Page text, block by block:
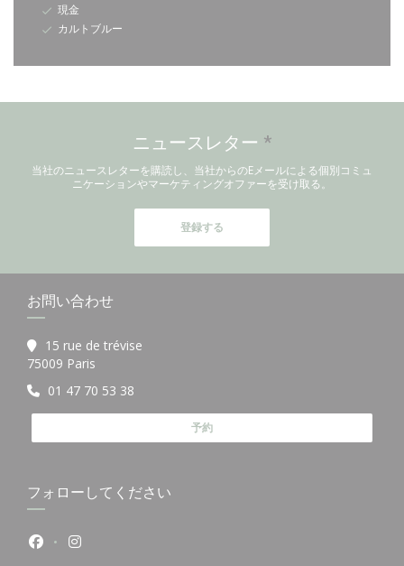
現金
カルトブルー
ニュースレター *
当社のニュースレターを購読し、当社からのEメールによる個別コミュ
ニケーションやマーケティングオファーを受け取る。
登録する
お問い合わせ
15 rue de trévise
75009 Paris
01 47 70 53 38
予約
フォローしてください
Facebook ((新しいウィンドウで開きます))
Instagram ((新しいウィンドウで開きます))